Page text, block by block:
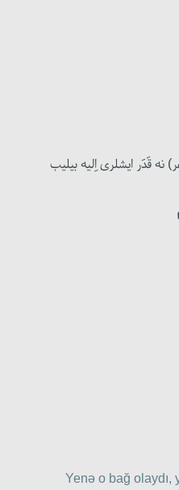
نه قَدَر ایشلری اِلیه بیلیب
Yenə o bağ